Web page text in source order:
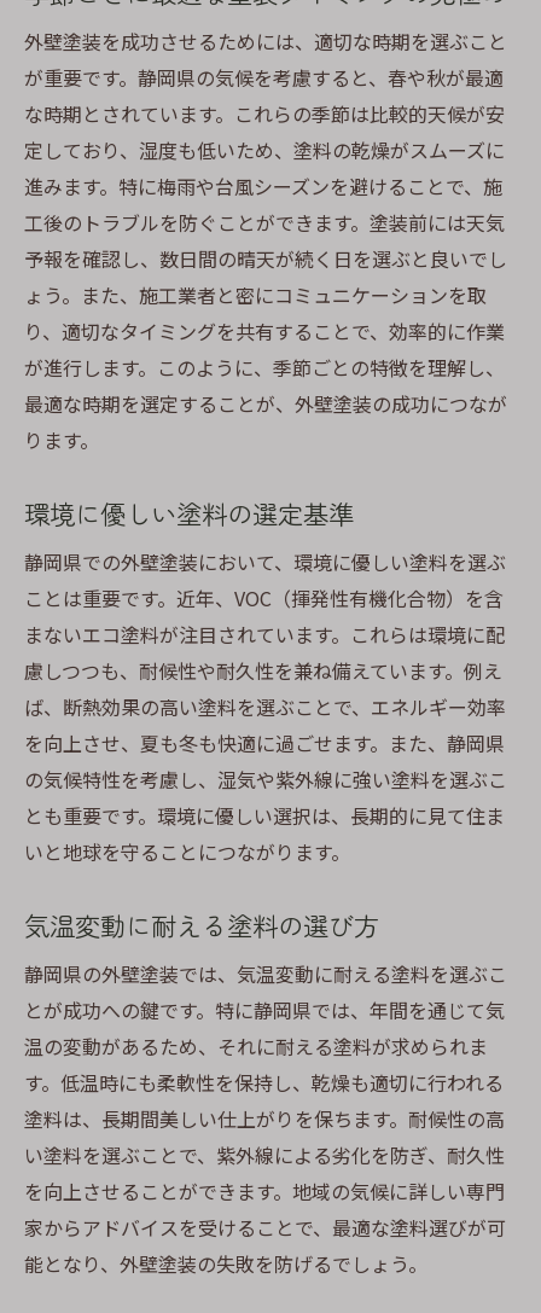
外壁塗装を成功させるためには、適切な時期を選ぶこと
が重要です。静岡県の気候を考慮すると、春や秋が最適
な時期とされています。これらの季節は比較的天候が安
定しており、湿度も低いため、塗料の乾燥がスムーズに
進みます。特に梅雨や台風シーズンを避けることで、施
工後のトラブルを防ぐことができます。塗装前には天気
予報を確認し、数日間の晴天が続く日を選ぶと良いでし
ょう。また、施工業者と密にコミュニケーションを取
り、適切なタイミングを共有することで、効率的に作業
が進行します。このように、季節ごとの特徴を理解し、
最適な時期を選定することが、外壁塗装の成功につなが
ります。
環境に優しい塗料の選定基準
静岡県での外壁塗装において、環境に優しい塗料を選ぶ
ことは重要です。近年、VOC（揮発性有機化合物）を含
まないエコ塗料が注目されています。これらは環境に配
慮しつつも、耐候性や耐久性を兼ね備えています。例え
ば、断熱効果の高い塗料を選ぶことで、エネルギー効率
を向上させ、夏も冬も快適に過ごせます。また、静岡県
の気候特性を考慮し、湿気や紫外線に強い塗料を選ぶこ
とも重要です。環境に優しい選択は、長期的に見て住ま
いと地球を守ることにつながります。
気温変動に耐える塗料の選び方
静岡県の外壁塗装では、気温変動に耐える塗料を選ぶこ
とが成功への鍵です。特に静岡県では、年間を通じて気
温の変動があるため、それに耐える塗料が求められま
す。低温時にも柔軟性を保持し、乾燥も適切に行われる
塗料は、長期間美しい仕上がりを保ちます。耐候性の高
い塗料を選ぶことで、紫外線による劣化を防ぎ、耐久性
を向上させることができます。地域の気候に詳しい専門
家からアドバイスを受けることで、最適な塗料選びが可
能となり、外壁塗装の失敗を防げるでしょう。